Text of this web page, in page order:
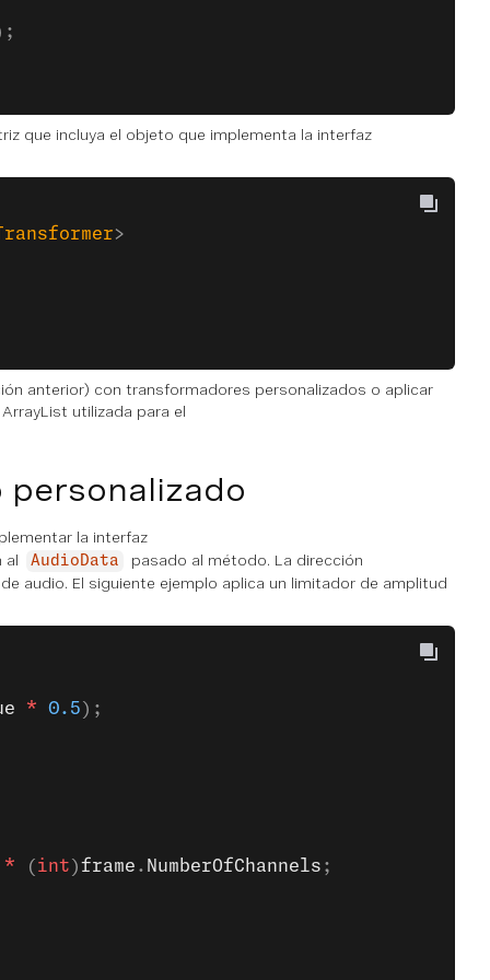
que incluya el objeto que implementa la interfaz
>
anterior) con transformadores personalizados o aplicar
utilizada para el
la interfaz
al AudioData pasado al método. La dirección
audio. El siguiente ejemplo aplica un limitador de amplitud
* 0.5 );
* ( int )frame . NumberOfChannels ;